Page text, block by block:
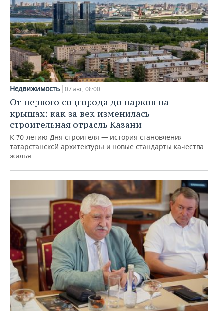
Недвижимость 07 авг, 08:00
От первого соцгорода до парков на
крышах: как за век изменилась
строительная отрасль Казани
К 70-летию Дня строителя — история становления
татарстанской архитектуры и новые стандарты качества
жилья